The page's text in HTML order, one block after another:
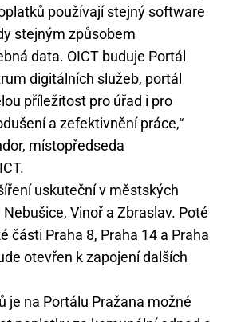
používají stejný software
stejným způsobem
data. OICT buduje Portál
digitálních služeb, portál
příležitost pro úřad i pro
a zefektivnění práce,“
místopředseda
uskuteční v městských
Vinoř a Zbraslav. Poté
části Praha 8, Praha 14 a Praha
otevřen k zapojení dalších
je na Portálu Pražana možné